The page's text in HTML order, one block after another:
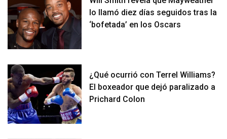
lo llamó diez días seguidos tras la
‘bofetada’ en los Oscars
¿Qué ocurrió con Terrel Williams?
El boxeador que dejó paralizado a
Prichard Colon